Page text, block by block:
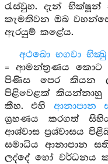
රැස්වුහ. දැන්
කැමතිවන ඔබ
ඇරයුම් කළේය.
අථඛො භගවා
= ආමන්ත්‍රණය කොට
පිණිස පෙර කියන
පිළිවෙළක් කියන්නාහු
කීහ. එහි ආනාපාන
ග්‍රහණය කරගත්
ආශ්වාස ප්‍රශ්වාසය
සමාධිය ආනාපාන
ලද්දේ හෝ වර්ධනය